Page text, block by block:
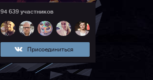
94 639 участников
Присоединиться